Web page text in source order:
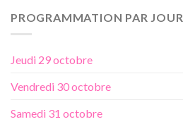
PROGRAMMATION PAR JOUR
Jeudi 29 octobre
Vendredi 30 octobre
Samedi 31 octobre